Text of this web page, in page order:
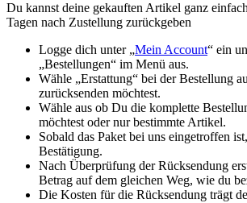
Du kannst deine gekauften Artikel ganz
Tagen nach Zustellung zurückgeben
Logge dich unter „Mein Account“ ein
„Bestellungen“ im Menü aus.
Wähle „Erstattung“ bei der Bestellung
zurücksenden möchtest.
Wähle aus ob Du die komplette
möchtest oder nur bestimmte Artikel.
Sobald das Paket bei uns eingetroffen
Bestätigung.
Nach Überprüfung der Rücksendung
Betrag auf dem gleichen Weg, wie du
Die Kosten für die Rücksendung trägt